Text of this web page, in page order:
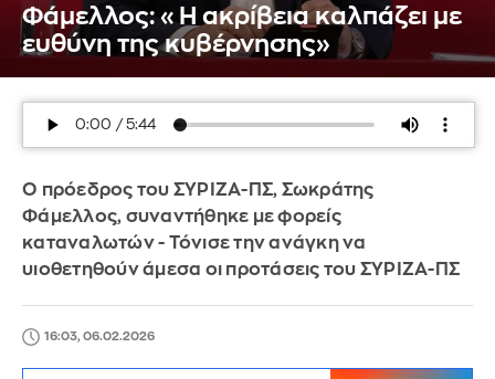
Φάμελλος: «Η ακρίβεια καλπάζει με
ευθύνη της κυβέρνησης»
Ο πρόεδρος του ΣΥΡΙΖΑ-ΠΣ, Σωκράτης
Φάμελλος, συναντήθηκε με φορείς
καταναλωτών - Τόνισε την ανάγκη να
υιοθετηθούν άμεσα οι προτάσεις του ΣΥΡΙΖΑ-ΠΣ
16:03, 06.02.2026